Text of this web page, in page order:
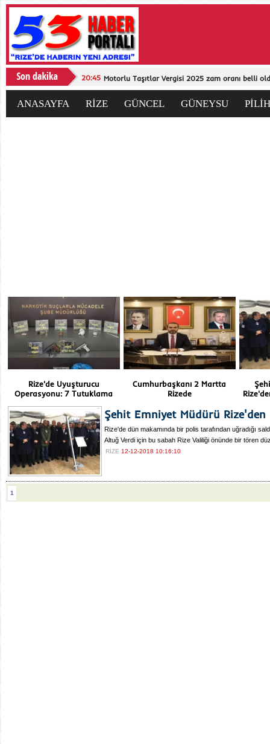
20:45 Motorlu Taşıtlar Vergisi 2025 zam oranı belli
ANASAYFA RİZE GÜNCEL GÜNEYSU
Rize'de Uyuşturucu
Operasyonu: 7 Tutuklama
Cumhurbaşkanı 2 Martta
Rizede
Şehit Emniyet Müdürü
Rize'de dün makamında bir polis tarafından uğradığı
Altuğ Verdi için bu sabah Rize Valiliği önünde bir tören
RİZE 12-12-2018 10:16:10
1